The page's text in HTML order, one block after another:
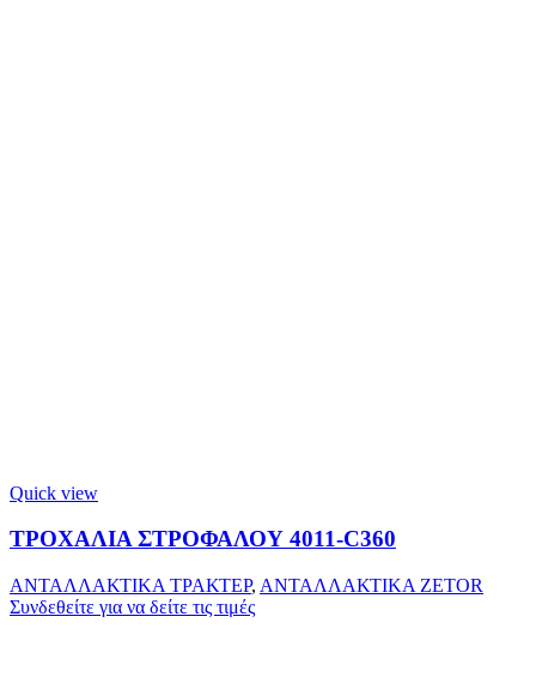
Quick view
ΤΡΟΧΑΛΙΑ ΣΤΡΟΦΑΛΟΥ 4011-C360
ΑΝΤΑΛΛΑΚΤΙΚΑ ΤΡΑΚΤΕΡ, ΑΝΤΑΛΛΑΚΤΙΚΑ ZETOR
Συνδεθείτε για να δείτε τις τιμές